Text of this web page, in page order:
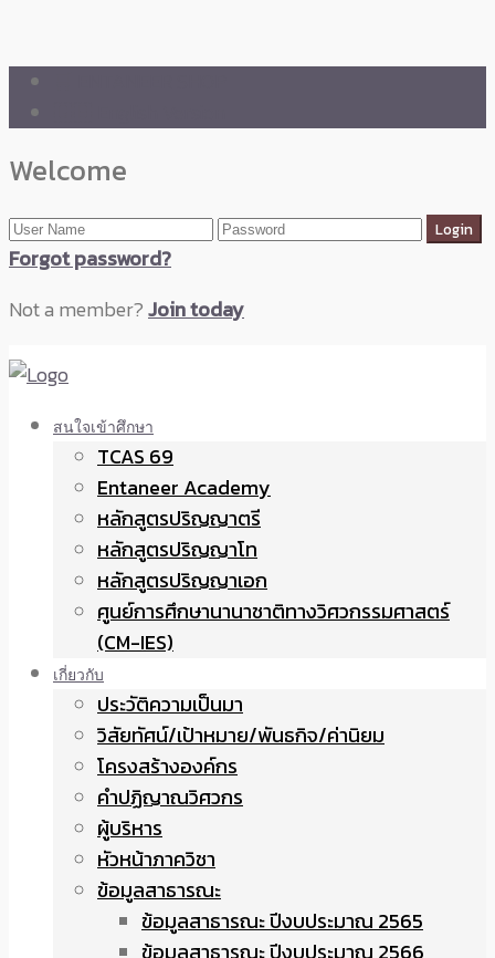
Welcome
Forgot password?
Not a member?Join today
สนใจเข้าศึกษา
TCAS 69
Entaneer Academy
หลักสูตรปริญญาตรี
หลักสูตรปริญญาโท
หลักสูตรปริญญาเอก
ศูนย์การศึกษานานาชาติทางวิศวกรรมศาสตร์
(CM-IES)
เกี่ยวกับ
ประวัติความเป็นมา
วิสัยทัศน์/เป้าหมาย/พันธกิจ/ค่านิยม
โครงสร้างองค์กร
คำปฏิญาณวิศวกร
ผู้บริหาร
หัวหน้าภาควิชา
ข้อมูลสาธารณะ
ข้อมูลสาธารณะ ปีงบประมาณ 2565
ข้อมูลสาธารณะ ปีงบประมาณ 2566